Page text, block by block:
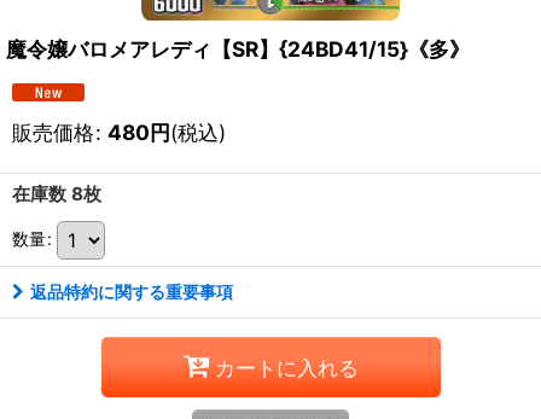
魔令嬢バロメアレディ【SR】{24BD41/15}《多》
販売価格: 480円(税込)
在庫数 8枚
数量:
返品特約に関する重要事項
カートに入れる